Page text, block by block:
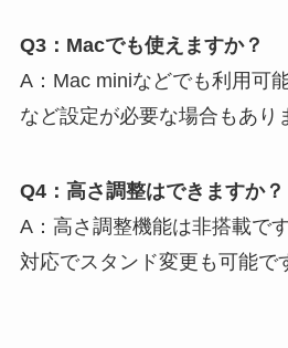
Q3：Macでも使えますか？
A：Mac miniなどでも利用可
など設定が必要な場合もあり
Q4：高さ調整はできますか？
A：高さ調整機能は非搭載で
対応でスタンド変更も可能で